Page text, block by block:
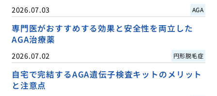
2026.07.03 AGA
専門医がおすすめする効果と安全性を両立した
AGA治療薬
2026.07.02 円形脱毛症
自宅で完結するAGA遺伝子検査キットのメリット
と注意点